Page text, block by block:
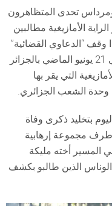
تحدى المتظاهرون
الأمازيغية مطالبين
وقف “الدعاوي القضائية”
المقامة ضد المتظاهرين الذين أوقفوا في 21 يونيو الماضي بالجزائر
التي يقر بها
الشعب الجزائري.
بتخليد ذكرى وفاة
مجموعة إرهابية
. و شاركت في المسير أخته مليكة
الذين طالبو بكشف